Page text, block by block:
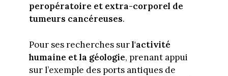
peropératoire et extra-corporel de
tumeurs cancéreuses.
Pour ses recherches surl'activité
humaine et la géologie, prenant appui
sur l’exemple des ports antiques de